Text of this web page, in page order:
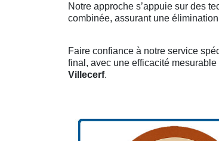
Notre approche s’appuie sur des
combinée, assurant une
Faire confiance à notre service
final, avec une efficacité
Villecerf.